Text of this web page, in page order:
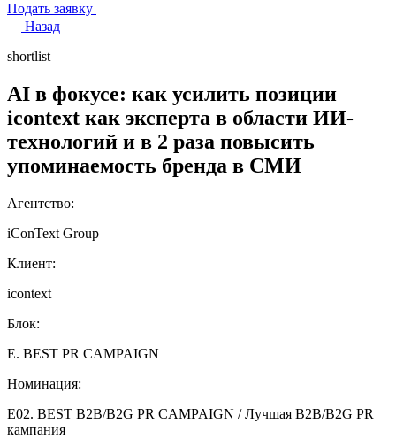
Подать заявку
Назад
shortlist
AI в фокусе: как усилить позиции
icontext как эксперта в области ИИ-
технологий и в 2 раза повысить
упоминаемость бренда в СМИ
Агентство:
iConText Group
Клиент:
icontext
Блок:
E. BEST PR CAMPAIGN
Номинация:
E02. BEST B2B/B2G PR CAMPAIGN / Лучшая B2B/B2G PR
кампания